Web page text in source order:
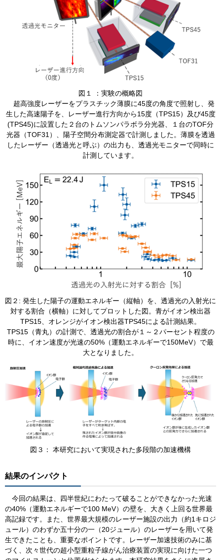
​図１ ：実験の概略図
超高強度レーザーをプラスチック薄膜に45度の角度で照射し、発
生した高速陽子を、レーザー進行方向から15度（TPS15）及び45度
(TPS45)に設置した２台のトムソンパラボラ分光器、１台のTOF分
光器（TOF31）、陽子空間分布測定器で計測しました。薄膜を透過
したレーザー（透過光と呼ぶ）の出力も、透過光モニターで同時に
計測しています。
​図２: 発生した陽子の運動エネルギー（縦軸）を、透過光の入射光に
対する割合（横軸）に対してプロットした図。青がイオン検出器
TPS15、オレンジがイオン検出器TPS45による計測結果。
TPS15（青丸）の計測で、透過光の割合が１～２パーセント程度の
時に、イオン速度が光速の50%（運動エネルギーで150MeV）で最
大となりました。
​図３： 本研究において実現された多段階の加速機構
結果のインパクト
今回の結果は、四半世紀にわたって破ることができなかった光速
の40%（運動エネルギーで100 MeV）の壁を、大きく上回る世界最
高記録です。また、世界最大規模のレーザー施設の出力（約1キロジ
ュール）のわずか五十分の一（20ジュール）のレーザーを用いて発
生できたことも、重要なポイントです。レーザー加速技術のみに基
づく、次々世代の超小型重粒子線がん治療装置の実現に向けた一つ